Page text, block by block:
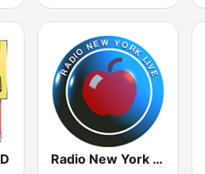
Radio New York Live